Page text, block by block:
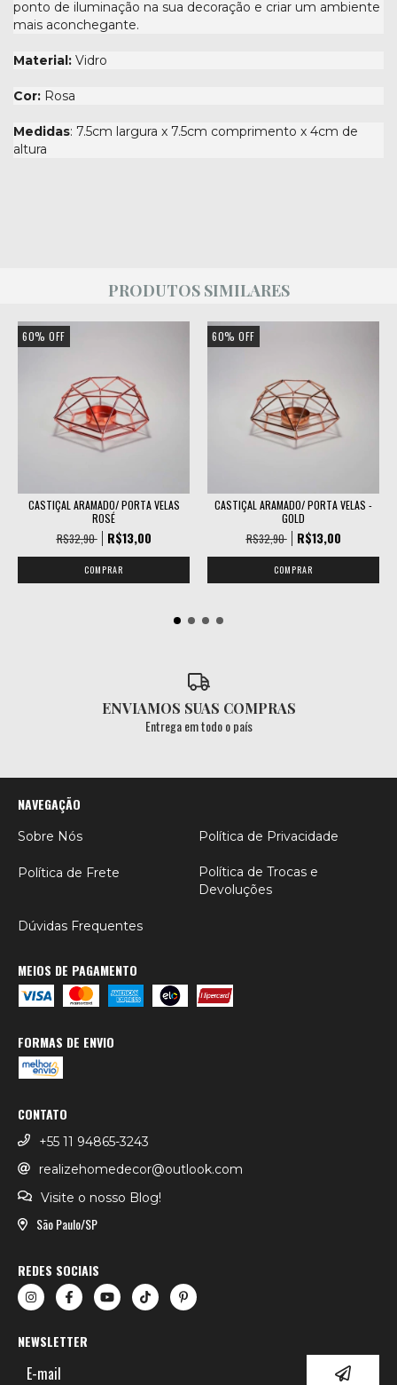
ponto de iluminação na sua decoração e criar um ambiente
mais aconchegante.
Material: Vidro
Cor: Rosa
Medidas: 7.5cm largura x 7.5cm comprimento x 4cm de
altura
PRODUTOS SIMILARES
60% OFF
CASTIÇAL ARAMADO/ PORTA VELAS
ROSÉ
R$32,90
R$13,00
60% OFF
CASTIÇAL ARAMADO/ PORTA VELAS -
GOLD
R$32,90
R$13,00
ENVIAMOS SUAS COMPRAS
Entrega em todo o país
NAVEGAÇÃO
Sobre Nós Política de Privacidade
Política de Frete
Política de Trocas e
Devoluções
Dúvidas Frequentes
MEIOS DE PAGAMENTO
FORMAS DE ENVIO
CONTATO
+55 11 94865-3243
realizehomedecor@outlook.com
Visite o nosso Blog!
São Paulo/SP
REDES SOCIAIS
NEWSLETTER